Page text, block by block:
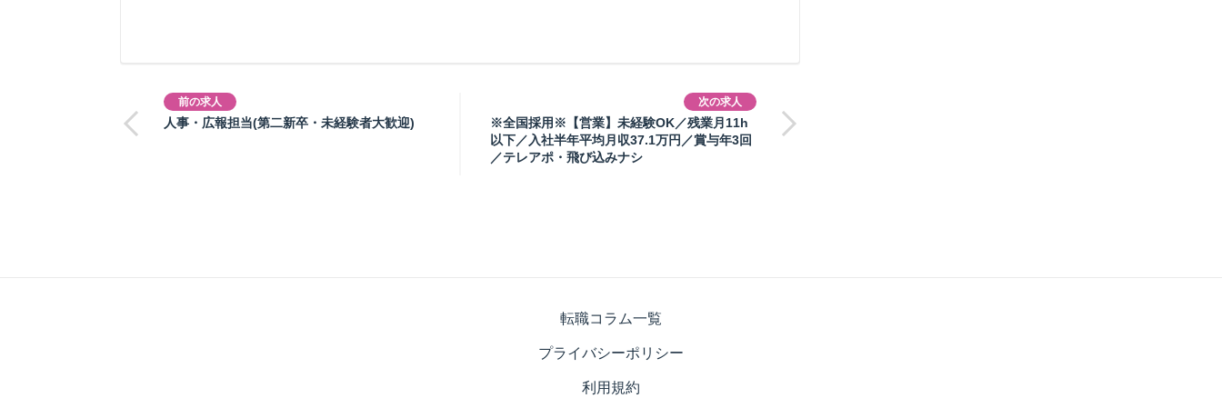
前の求人
人事・広報担当(第二新卒・未経験者大歓迎)
次の求人
※全国採用※【営業】未経験OK／残業月11h
以下／入社半年平均月収37.1万円／賞与年3回
／テレアポ・飛び込みナシ
転職コラム一覧
プライバシーポリシー
利用規約